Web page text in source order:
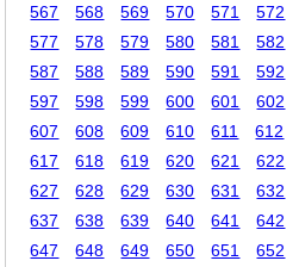
567
568 569 570 571 572
577
578 579 580 581 582
587
588 589 590 591 592
597
598 599 600 601 602
607
608 609 610 611 612
617
618 619 620 621 622
627
628 629 630 631 632
637
638 639 640 641 642
647
648 649 650 651 652